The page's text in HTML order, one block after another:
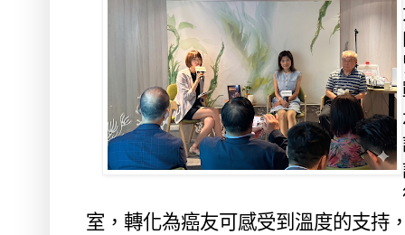
室，轉化為癌友可感受到溫度的支持